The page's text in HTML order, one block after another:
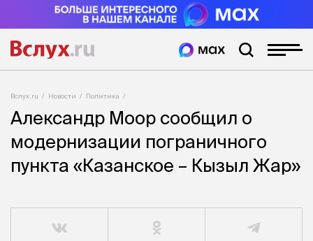
Вслух.ru Новости Политика
Александр Моор сообщил о
модернизации пограничного
пункта «Казанское – Кызыл Жар»